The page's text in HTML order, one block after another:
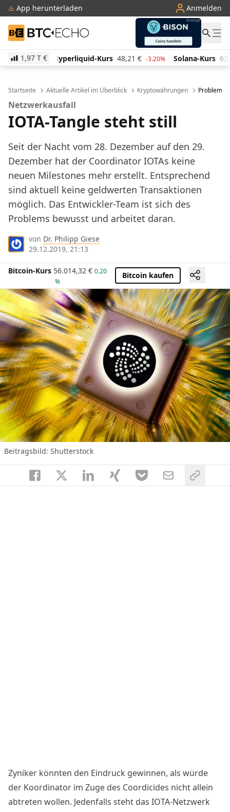
App herunterladen Anmelden
BTC-ECHO
1,97 T €
Kurs 48,21 € -3.20% Solana-Kurs 63,52 € -1.10% TRON-
Startseite Aktuelle Artikel im Überblick Kryptowährungen Probleme
Netzwerkausfall
IOTA-Tangle steht still
Seit der Nacht vom 28. Dezember auf den 29.
Dezember hat der Coordinator IOTAs keine
neuen Milestones mehr erstellt. Entsprechend
sind aktuell keine geldwerten Transaktionen
möglich. Das Entwickler-Team ist sich des
Problems bewusst und arbeitet daran.
von Dr. Philipp Giese
29.12.2019, 21:13
Bitcoin-Kurs 56.014,32 € 0.20
%
Bitcoin kaufen
Beitragsbild: Shutterstock
Zyniker könnten den Eindruck gewinnen, als würde
der Koordinator im Zuge des Coordicides nicht allein
abtreten wollen. Jedenfalls steht das IOTA-Netzwerk